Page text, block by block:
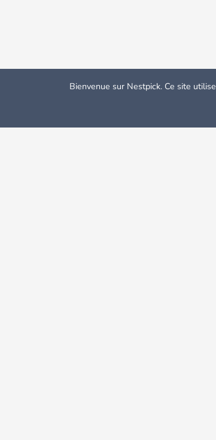
Bienvenue sur Nestpick. Ce site